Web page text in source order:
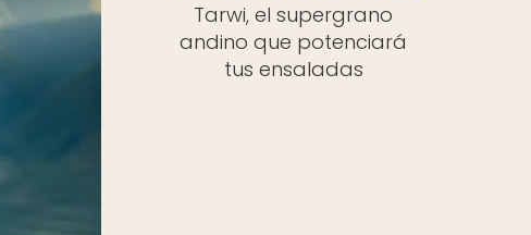
Tarwi, el supergrano
andino que potenciará
tus ensaladas